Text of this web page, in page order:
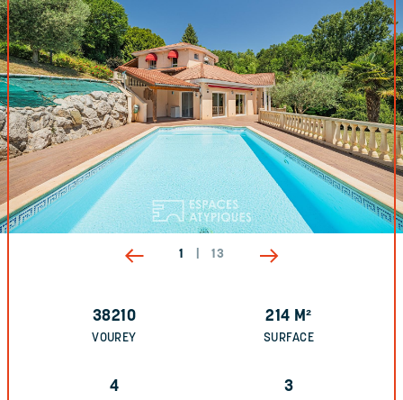
1 13
38210
VOUREY
214 M²
SURFACE
4 3